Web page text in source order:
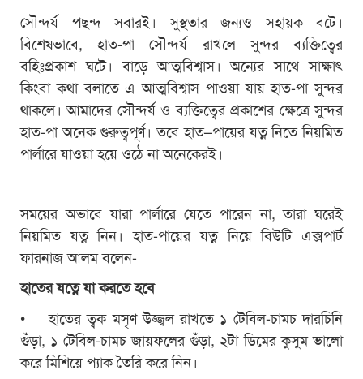
সৌন্দর্য পছন্দ সবারই। সুস্থতার জন্যও সহায়ক বটে।
বিশেষভাবে, হাত-পা সৌন্দর্য রাখলে সুন্দর ব্যক্তিত্বের
বহিঃপ্রকাশ ঘটে। বাড়ে আত্মবিশ্বাস। অন্যের সাথে সাক্ষাৎ
কিংবা কথা বলাতে এ আত্মবিশ্বাস পাওয়া যায় হাত-পা সুন্দর
থাকলে। আমাদের সৌন্দর্য ও ব্যক্তিত্বের প্রকাশের ক্ষেত্রে সুন্দর
হাত-পা অনেক গুরুত্বপূর্ণ। তবে হাত–পায়ের যত্ন নিতে নিয়মিত
পার্লারে যাওয়া হয়ে ওঠে না অনেকেরই।
সময়ের অভাবে যারা পার্লারে যেতে পারেন না, তারা ঘরেই
নিয়মিত যত্ন নিন। হাত-পায়ের যত্ন নিয়ে বিউটি এক্সপার্ট
ফারনাজ আলম বলেন-
হাতের যত্নে যা করতে হবে
• হাতের ত্বক মসৃণ উজ্জ্বল রাখতে ১ টেবিল-চামচ দারচিনি
গুঁড়া, ১ টেবিল-চামচ জায়ফলের গুঁড়া, ২টা ডিমের কুসুম ভালো
করে মিশিয়ে প্যাক তৈরি করে নিন।